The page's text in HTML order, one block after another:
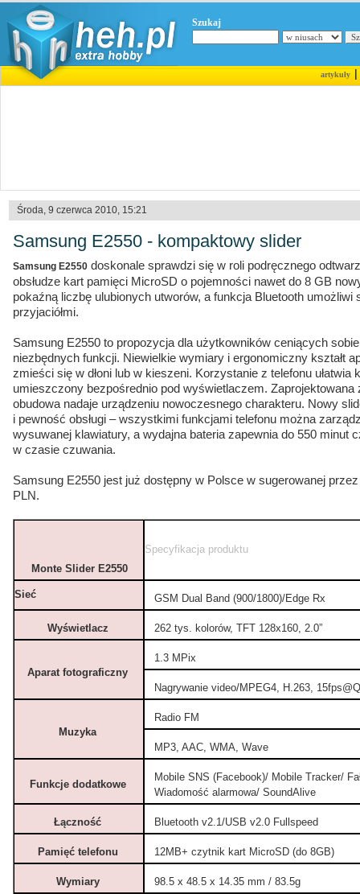
Szukaj
artykuły|
Środa, 9 czerwca 2010, 15:21
Samsung E2550 - kompaktowy slider
Samsung E2550 doskonale sprawdzi się w roli podręcznego
obsłudze kart pamięci MicroSD o pojemności nawet do 8 GB
pokaźną liczbę ulubionych utworów, a funkcja Bluetooth
przyjaciółmi.
Samsung E2550 to propozycja dla użytkowników ceniących
niezbędnych funkcji. Niewielkie wymiary i ergonomiczny kształt
zmieści się w dłoni lub w kieszeni. Korzystanie z telefonu ułatwia
umieszczony bezpośrednio pod wyświetlaczem. Zaprojektowana
obudowa nadaje urządzeniu nowoczesnego charakteru. Nowy
i pewność obsługi – wszystkimi funkcjami telefonu można
wysuwanej klawiatury, a wydajna bateria zapewnia do 550 minut
w czasie czuwania.
Samsung E2550 jest już dostępny w Polsce w sugerowanej
PLN.
Monte Slider E2550
Specyfikacja produktu
Sieć GSM Dual Band (900/1800)/Edge Rx
Wyświetlacz 262 tys. kolorów, TFT 128x160, 2.0”
Aparat fotograficzny
1.3 MPix
Nagrywanie video/MPEG4, H.263,
Muzyka
Radio FM
MP3, AAC, WMA, Wave
Funkcje dodatkowe
Mobile SNS (Facebook)/ Mobile Tracker/
Wiadomość alarmowa/ SoundAlive
Łączność Bluetooth v2.1/USB v2.0 Fullspeed
Pamięć telefonu 12MB+ czytnik kart MicroSD (do 8GB)
Wymiary 98.5 x 48.5 x 14.35 mm / 83.5g